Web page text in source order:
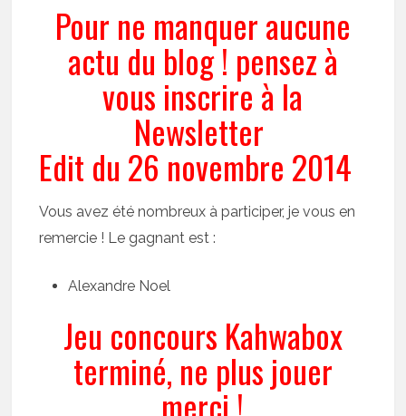
Pour ne manquer aucune
actu du blog ! pensez à
vous inscrire à la
Newsletter
Edit du 26 novembre 2014
Vous avez été nombreux à participer, je vous en
remercie ! Le gagnant est :
Alexandre Noel
Jeu concours Kahwabox
terminé, ne plus jouer
merci !